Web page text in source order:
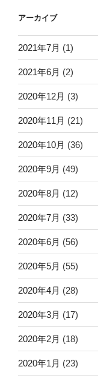
アーカイブ
2021年7月 (1)
2021年6月 (2)
2020年12月 (3)
2020年11月 (21)
2020年10月 (36)
2020年9月 (49)
2020年8月 (12)
2020年7月 (33)
2020年6月 (56)
2020年5月 (55)
2020年4月 (28)
2020年3月 (17)
2020年2月 (18)
2020年1月 (23)